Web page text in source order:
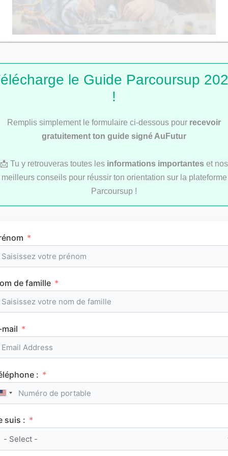
Découvre notre Guide des concours
Tous les articles
AuFutur
le Guide Parcoursup
!
Remplis simplement le formulaire ci-dessous pour recevoir
gratuitement ton guide signé AuFutur
📩 Tu y retrouveras toutes les informations importantes et nos
meilleurs conseils pour réussir ton orientation sur la plateforme
Parcoursup !
de famille
:
United States +1
suis :